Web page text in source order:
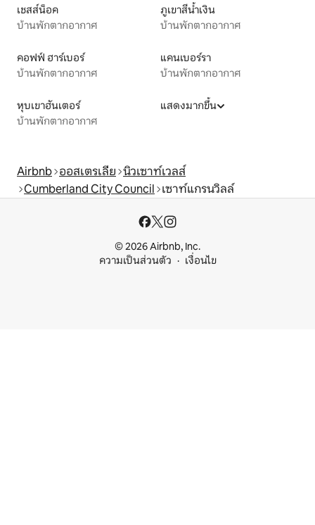
เชสส์น็อค
บ้านพักตากอากาศ
ภูเขาสีน้ำเงิน
บ้านพักตากอากาศ
คอฟฟ์ ฮาร์เบอร์
บ้านพักตากอากาศ
แคนเบอร์รา
บ้านพักตากอากาศ
หุบเขาฮันเตอร์
บ้านพักตากอากาศ
แสดงมากขึ้น
Airbnb ออสเตรเลีย นิวเซาท์เวลส์
Cumberland City Council เซาท์แกรนวิลล์
© 2026 Airbnb, Inc.
ความเป็นส่วนตัว
เงื่อนไข